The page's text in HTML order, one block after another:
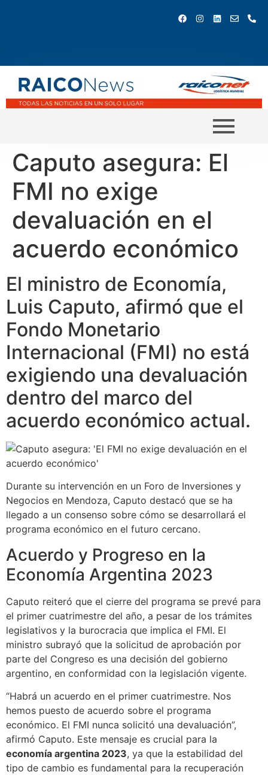
Caputo asegura: El
FMI no exige
devaluación en el
acuerdo económico
El ministro de Economía,
Luis Caputo, afirmó que el
Fondo Monetario
Internacional (FMI) no está
exigiendo una devaluación
dentro del marco del
acuerdo económico actual.
Durante su intervención en un Foro de Inversiones y
Negocios en Mendoza, Caputo destacó que se ha
llegado a un consenso sobre cómo se desarrollará el
programa económico en el futuro cercano.
Acuerdo y Progreso en la
Economía Argentina 2023
Caputo reiteró que el cierre del programa se prevé para
el primer cuatrimestre del año, a pesar de los trámites
legislativos y la burocracia que implica el FMI. El
ministro subrayó que la solicitud de aprobación por
parte del Congreso es una decisión del gobierno
argentino, en conformidad con la legislación vigente.
“Habrá un acuerdo en el primer cuatrimestre. Nos
hemos puesto de acuerdo sobre el programa
económico. El FMI nunca solicitó una devaluación”,
afirmó Caputo. Este mensaje es crucial para la
economía argentina 2023, ya que la estabilidad del
tipo de cambio es fundamental para la recuperación